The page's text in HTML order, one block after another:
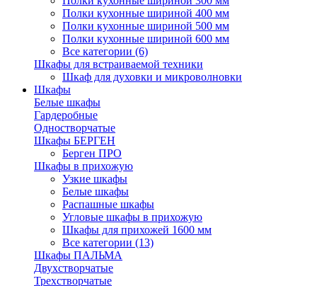
Полки кухонные шириной 400 мм
Полки кухонные шириной 500 мм
Полки кухонные шириной 600 мм
Все категории (6)
Шкафы для встраиваемой техники
Шкаф для духовки и микроволновки
Шкафы
Белые шкафы
Гардеробные
Одностворчатые
Шкафы БЕРГЕН
Берген ПРО
Шкафы в прихожую
Узкие шкафы
Белые шкафы
Распашные шкафы
Угловые шкафы в прихожую
Шкафы для прихожей 1600 мм
Все категории (13)
Шкафы ПАЛЬМА
Двухстворчатые
Трехстворчатые